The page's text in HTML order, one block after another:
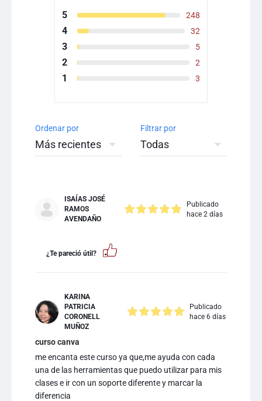
5 248
4 32
3 5
2 2
1 3
Ordenar por Filtrar por
ISAÍAS JOSÉ
RAMOS
AVENDAÑO
Publicado
hace 2 días
¿Te pareció útil?
KARINA
PATRICIA
CORONELL
MUÑOZ
Publicado
hace 6 días
curso canva
me encanta este curso ya que,me ayuda con cada
una de las herramientas que puedo utilizar para mis
clases e ir con un soporte diferente y marcar la
diferencia